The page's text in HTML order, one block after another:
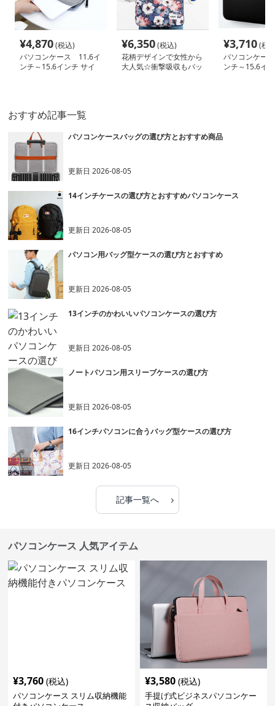
¥4,870(税込)
パソコンケース 11.6イ
ンチ～15.6インチ サイ
¥6,350(税込)
花柄デザインで女性から
大人気☆衝撃吸収もバッ
¥3,710(税
パソコンケー
ンチ～15.6イ
おすすめ記事一覧
パソコンケースバッグの選び方とおすすめ商品
更新日2026-08-05
14インチケースの選び方とおすすめパソコンケース
更新日2026-08-05
パソコン用バッグ型ケースの選び方とおすすめ
更新日2026-08-05
13インチのかわいいパソコンケースの選び方
更新日2026-08-05
ノートパソコン用スリーブケースの選び方
更新日2026-08-05
16インチパソコンに合うバッグ型ケースの選び方
更新日2026-08-05
記事一覧へ ›
パソコンケース 人気アイテム
¥3,760 (税込)
パソコンケース スリム収納機能
¥3,580 (税込)
手提げ式ビジネスパソコンケー